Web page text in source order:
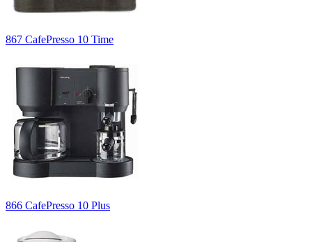
867 CafePresso 10 Time
866 CafePresso 10 Plus